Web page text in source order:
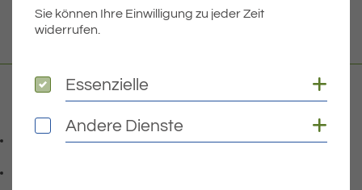
DOWNLOAD
07541 9708-0
Telefonnummer: 0 7 5 4 1 9 7 0 8 0
Sie können Ihre Einwilligung zu jeder Zeit
widerrufen.
Essenzielle
Essenzielle
Andere Dienste
Andere Dienste